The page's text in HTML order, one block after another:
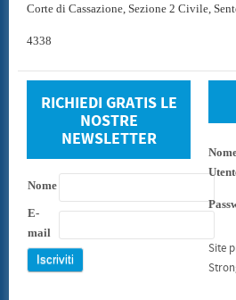
Corte di Cassazione, Sezione 2 Civile,
4338
RICHIEDI GRATIS LE
NOSTRE
NEWSLETTER
Nome
E-
mail
Site